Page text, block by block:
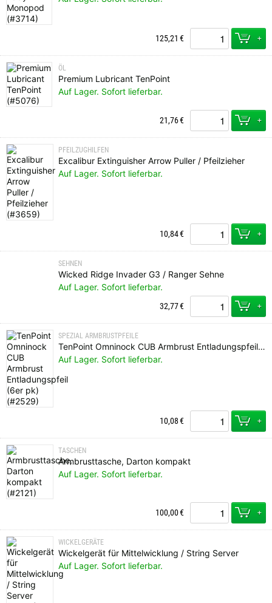
125,21 € +
ÖL
Premium Lubricant TenPoint
Auf Lager. Sofort lieferbar.
21,76€ +
PFEILZUGHILFEN
Excalibur Extinguisher Arrow Puller / Pfeilzieher
Auf Lager. Sofort lieferbar.
10,84€ +
SEHNEN
Wicked Ridge Invader G3 / Ranger Sehne
Auf Lager. Sofort lieferbar.
32,77€ +
SPEZIAL ARMBRUSTPFEILE
TenPoint Omninock CUB Armbrust Entladungspfeil (6er pk)
Auf Lager. Sofort lieferbar.
10,08€ +
TASCHEN
Armbrusttasche, Darton kompakt
Auf Lager. Sofort lieferbar.
100,00€ +
WICKELGERÄTE
Wickelgerät für Mittelwicklung / String Server
Auf Lager. Sofort lieferbar.